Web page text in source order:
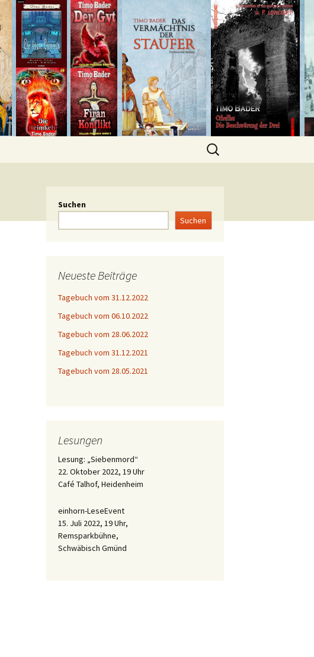
Suchen
Suchen
Neueste Beiträge
Tagebuch vom 31.12.2022
Tagebuch vom 06.10.2022
Tagebuch vom 28.06.2022
Tagebuch vom 31.12.2021
Tagebuch vom 28.05.2021
Lesungen
Lesung: „Siebenmord“
22. Oktober 2022, 19 Uhr
Café Talhof, Heidenheim
einhorn-LeseEvent
15. Juli 2022, 19 Uhr,
Remsparkbühne,
Schwäbisch Gmünd